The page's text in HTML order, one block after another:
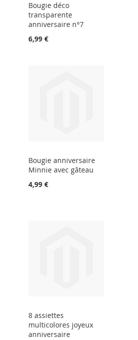
Bougie déco
transparente
anniversaire n°7
6,99 €
Bougie anniversaire
Minnie avec gâteau
4,99 €
8 assiettes
multicolores joyeux
anniversaire